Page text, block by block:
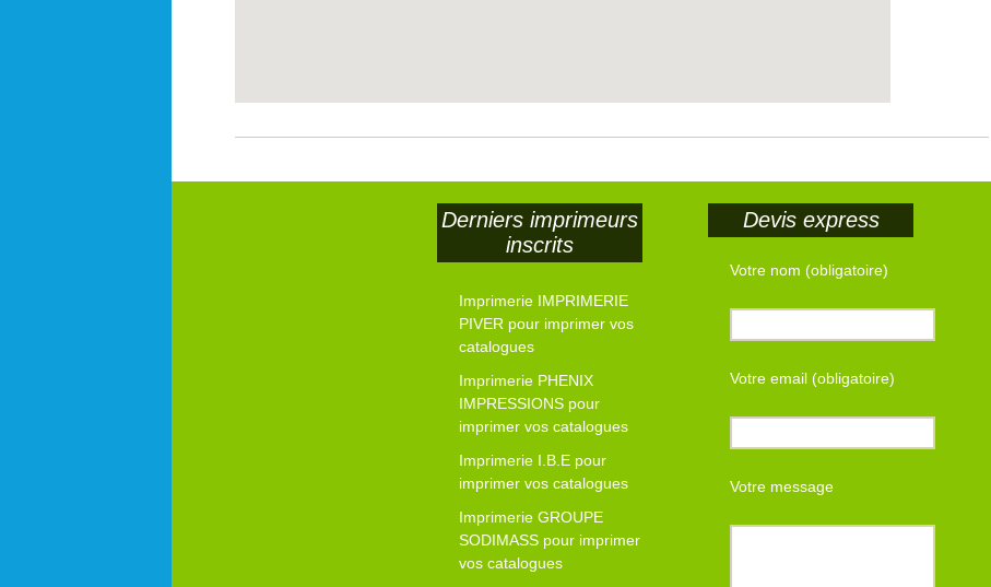
Derniers imprimeurs
inscrits
Imprimerie IMPRIMERIE
PIVER pour imprimer vos
catalogues
Imprimerie PHENIX
IMPRESSIONS pour
imprimer vos catalogues
Imprimerie I.B.E pour
imprimer vos catalogues
Imprimerie GROUPE
SODIMASS pour imprimer
vos catalogues
Devis express
Votre nom (obligatoire)
Votre email (obligatoire)
Votre message